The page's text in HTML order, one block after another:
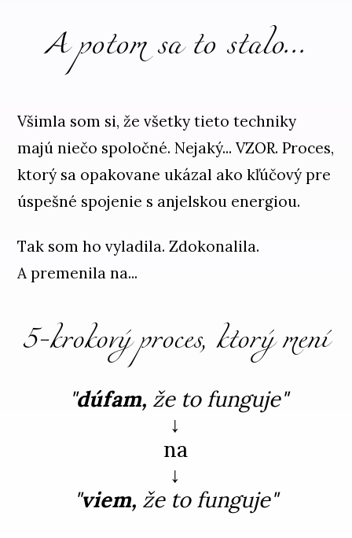
A potom sa to stalo...
Všimla som si, že všetky tieto techniky
majú niečo spoločné. Nejaký... VZOR. Proces,
ktorý sa opakovane ukázal ako kľúčový pre
úspešné spojenie s anjelskou energiou.
Tak som ho vyladila. Zdokonalila.
A premenila na...
5-krokový proces, ktorý mení
"dúfam, že to funguje"
↓
na
↓
"viem, že to funguje"